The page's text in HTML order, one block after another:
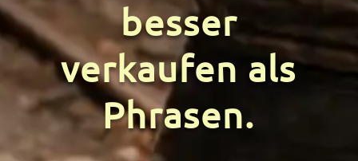
besser
verkaufen als
Phrasen.